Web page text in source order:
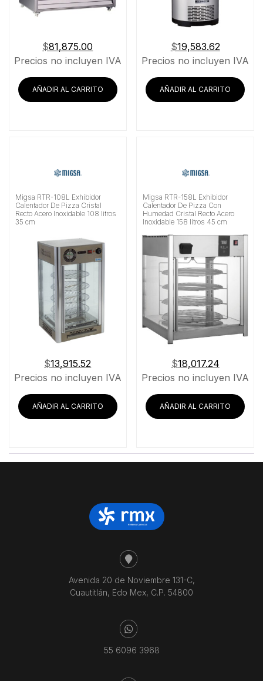
$81,875.00
Precios no incluyen IVA
AÑADIR AL CARRITO
$19,583.62
Precios no incluyen IVA
AÑADIR AL CARRITO
Migsa RTR-108L Exhibidor
Calentador De Pizza Cristal
Recto Acero Inoxidable 108 litros
35 cm
$13,915.52
Precios no incluyen IVA
AÑADIR AL CARRITO
Migsa RTR-158L Exhibidor
Calentador De Pizza Con
Humedad Cristal Recto Acero
Inoxidable 158 litros 45 cm
$18,017.24
Precios no incluyen IVA
AÑADIR AL CARRITO
Avenida 20 de Noviembre 131-C,
Cuautitlán, Edo Mex, C.P. 54800
55 6096 3968